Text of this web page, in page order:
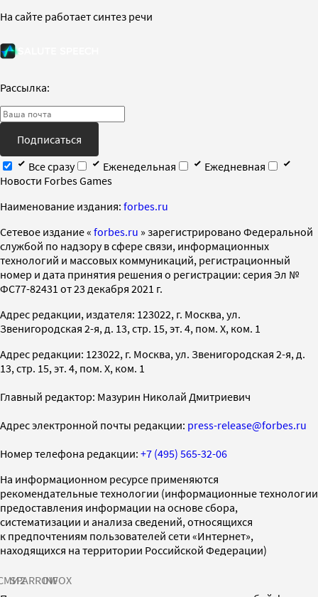
На сайте работает синтез речи
Рассылка:
Подписаться
Все сразу
Еженедельная
Ежедневная
Новости Forbes Games
Наименование издания: forbes.ru
Cетевое издание « forbes.ru » зарегистрировано Федеральной
службой по надзору в сфере связи, информационных
технологий и массовых коммуникаций, регистрационный
номер и дата принятия решения о регистрации: серия Эл №
ФС77-82431 от 23 декабря 2021 г.
Адрес редакции, издателя: 123022, г. Москва, ул.
Звенигородская 2-я, д. 13, стр. 15, эт. 4, пом. X, ком. 1
Адрес редакции: 123022, г. Москва, ул. Звенигородская 2-я, д.
13, стр. 15, эт. 4, пом. X, ком. 1
Главный редактор: Мазурин Николай Дмитриевич
Адрес электронной почты редакции: press-release@forbes.ru
Номер телефона редакции: +7 (495) 565-32-06
На информационном ресурсе применяются
рекомендательные технологии (информационные технологии
предоставления информации на основе сбора,
систематизации и анализа сведений, относящихся
к предпочтениям пользователей сети «Интернет»,
находящихся на территории Российской Федерации)
SPARROWINFOX